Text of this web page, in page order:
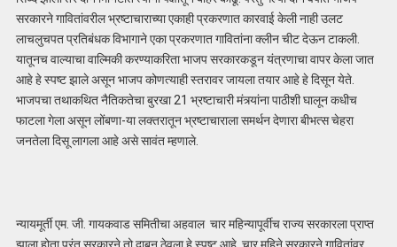
सरकारने गावितांवरील भ्रष्टाचाराच्या एकाही प्रकरणात कारवाई केली नाही उलट
लाचलुचपत प्रतिबंधक विभागाने एका प्रकरणात गावितांना क्लीन चीट देऊन टाकली.
यातूनच वाल्याचा वाल्मिकी करण्याकरिता भाजप सरकारकडून यंत्रणाचा वापर केला जात
आहे हे स्पष्ट झाले असून भाजप कोणत्याही स्तरावर जायला तयार आहे हे दिसून येते.
भाजपचा तथाकथित नैतिकतेचा बुरखा 21 भ्रष्टाचारी मंत्र्यांना पाठीशी घालून कधीच
फाटला गेला असून लोंबणा-या लक्तरातून भ्रष्टाचाराला समर्थन देणारा बीभत्स चेहरा
जनतेला दिसू लागला आहे असे सावंत म्हणाले.
न्यायमूर्ती एम. जी. गायकवाड समितीचा अहवाल चार महिन्यापूर्वीच राज्य सरकारला प्राप्त